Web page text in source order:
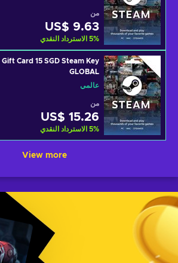
من
US$ 9.63
5% الاسترداد النقدي
Card 15 SGD Steam Key
GLOBAL
عالمي
من
US$ 15.26
5% الاسترداد النقدي
View more